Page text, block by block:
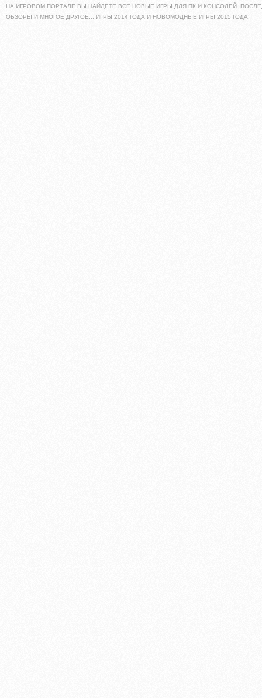
НА ИГРОВОМ ПОРТАЛЕ ВЫ НАЙДЕТЕ ВСЕ НОВЫЕ ИГРЫ ДЛЯ ПК И КОНСОЛЕЙ.
ОБЗОРЫ И МНОГОЕ ДРУГОЕ... ИГРЫ 2014 ГОДА И НОВОМОДНЫЕ ИГРЫ 2015 ГОДА!